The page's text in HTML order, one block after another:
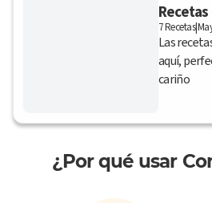
7 Recetas|
Las
aquí,
cariño
¿Por qué usar